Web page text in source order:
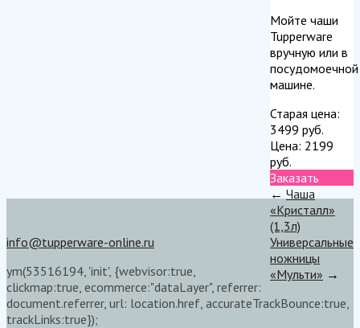
Мойте чаши
Tupperware
вручную или в
посудомоечной
машине.
Старая цена:
3499 руб.
Цена: 2199
руб.
Заказать
← Чаша
«Кристалл»
(1,3л)
Универсальные
ножницы
«Мульти» →
info@tupperware-online.ru
ym(53516194, 'init', {webvisor:true,
clickmap:true, ecommerce:"dataLayer", referrer:
document.referrer, url: location.href, accurateTrackBounce:true,
trackLinks:true});